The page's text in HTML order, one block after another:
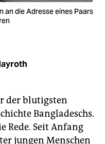
an die Adresse eines Paars
der blutigsten
Bangladeschs.
Rede. Seit Anfang
jungen Menschen